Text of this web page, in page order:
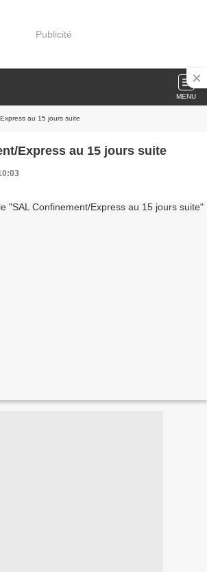
Publicité
MENU
au 15 jours suite
Express au 15 jours suite